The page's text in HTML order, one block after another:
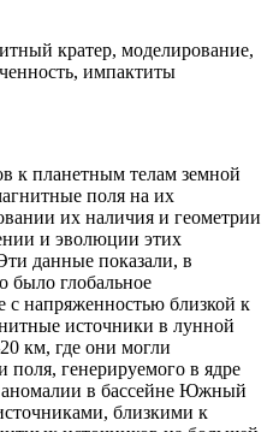
кратер, моделирование,
импактиты
к планетным телам земной
поля на их
их наличия и геометрии
и эволюции этих
данные показали, в
было глобальное
с напряженностью близкой к
источники в лунной
км, где они могли
поля, генерируемого в ядре
в бассейне Южный
близкими к